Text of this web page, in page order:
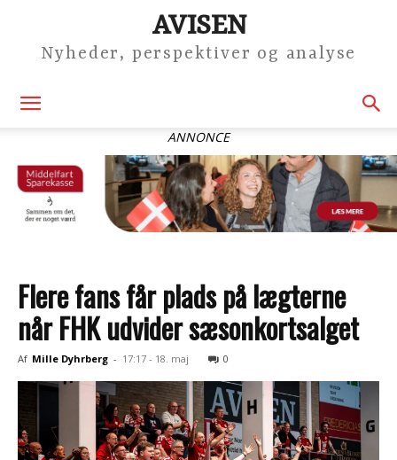
AVISEN
Nyheder, perspektiver og analyse
ANNONCE
Flere fans får plads på lægterne
når FHK udvider sæsonkortsalget
Af Mille Dyhrberg - 17:17 - 18. maj 0